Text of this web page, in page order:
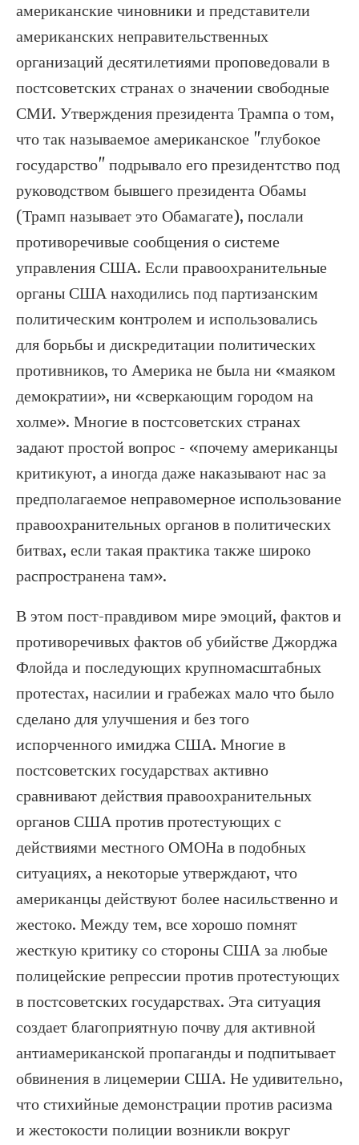
американские чиновники и представители
американских неправительственных
организаций десятилетиями проповедовали в
постсоветских странах о значении свободные
СМИ. Утверждения президента Трампа о том,
что так называемое американское "глубокое
государство" подрывало его президентство под
руководством бывшего президента Обамы
(Трамп называет это Обамагате), послали
противоречивые сообщения о системе
управления США. Если правоохранительные
органы США находились под партизанским
политическим контролем и использовались
для борьбы и дискредитации политических
противников, то Америка не была ни «маяком
демократии», ни «сверкающим городом на
холме». Многие в постсоветских странах
задают простой вопрос - «почему американцы
критикуют, а иногда даже наказывают нас за
предполагаемое неправомерное использование
правоохранительных органов в политических
битвах, если такая практика также широко
распространена там».
В этом пост-правдивом мире эмоций, фактов и
противоречивых фактов об убийстве Джорджа
Флойда и последующих крупномасштабных
протестах, насилии и грабежах мало что было
сделано для улучшения и без того
испорченного имиджа США. Многие в
постсоветских государствах активно
сравнивают действия правоохранительных
органов США против протестующих с
действиями местного ОМОНа в подобных
ситуациях, а некоторые утверждают, что
американцы действуют более насильственно и
жестоко. Между тем, все хорошо помнят
жесткую критику со стороны США за любые
полицейские репрессии против протестующих
в постсоветских государствах. Эта ситуация
создает благоприятную почву для активной
антиамериканской пропаганды и подпитывает
обвинения в лицемерии США. Не удивительно,
что стихийные демонстрации против расизма
и жестокости полиции возникли вокруг